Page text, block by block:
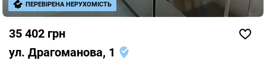
35 402 грн
ул. Драгоманова, 1
ПЕРЕВІРЕНА НЕРУХОМІСТЬ